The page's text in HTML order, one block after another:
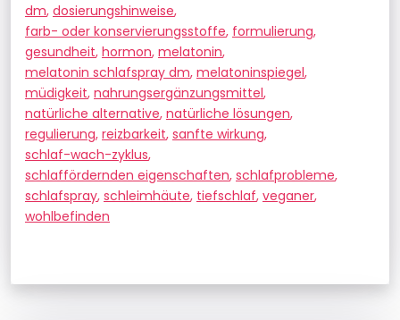
dm, dosierungshinweise,
farb- oder konservierungsstoffe, formulierung,
gesundheit, hormon, melatonin,
melatonin schlafspray dm, melatoninspiegel,
müdigkeit, nahrungsergänzungsmittel,
natürliche alternative, natürliche lösungen,
regulierung, reizbarkeit, sanfte wirkung,
schlaf-wach-zyklus,
schlaffördernden eigenschaften, schlafprobleme,
schlafspray, schleimhäute, tiefschlaf, veganer,
wohlbefinden